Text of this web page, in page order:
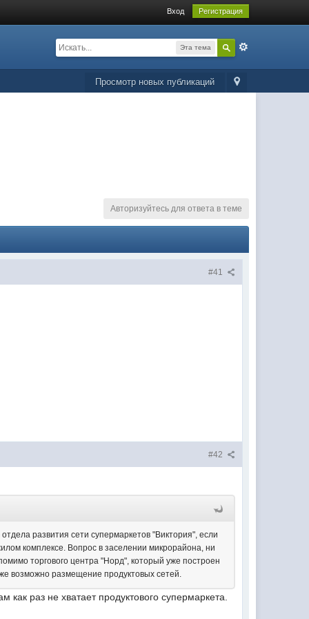
Вход Регистрация
Эта тема
Просмотр новых публикаций
Авторизуйтесь для ответа в теме
#41
#42
развития сети супермаркетов "Виктория", если
комплексе. Вопрос в заселении микрорайона, ни
торгового центра "Норд", который уже построен
возможно размещение продуктовых сетей.
раз не хватает продуктового супермаркета.